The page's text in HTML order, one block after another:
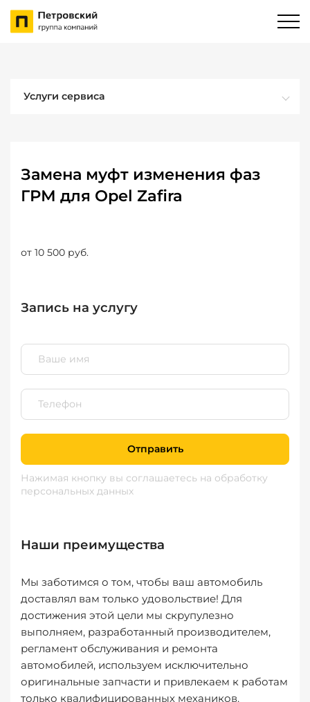
Услуги сервиса
Замена муфт изменения фаз
ГРМ для Opel Zafira
от 10 500 руб.
Запись на услугу
Отправить
Нажимая кнопку вы соглашаетесь на обработку
персональных данных
Наши преимущества
Мы заботимся о том, чтобы ваш автомобиль
доставлял вам только удовольствие! Для
достижения этой цели мы скрупулезно
выполняем, разработанный производителем,
регламент обслуживания и ремонта
автомобилей, используем исключительно
оригинальные запчасти и привлекаем к работам
только квалифицированных механиков.